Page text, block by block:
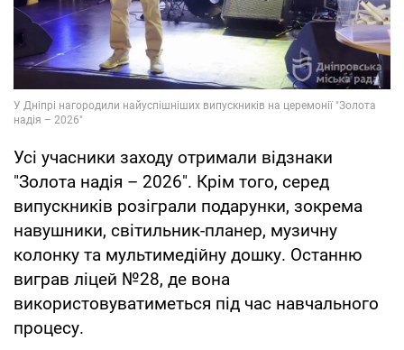
Усі учасники заходу отримали відзнаки
"Золота надія – 2026". Крім того, серед
випускників розіграли подарунки, зокрема
навушники, світильник-планер, музичну
колонку та мультимедійну дошку. Останню
виграв ліцей №28, де вона
використовуватиметься під час навчального
процесу.